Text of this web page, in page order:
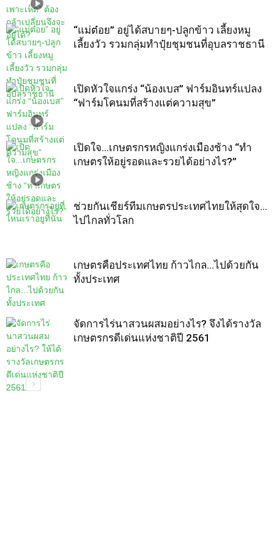
“แม่ต๋อย” อยู่ได้สบายๆ-ปลูกข้าว เลี้ยงหมู
เลี้ยงวัว รวมกลุ่มทำปุ๋ยชุมชนที่อุบลราชธานี
เปิดหัวใจแกร่ง “น้องเบส” ฟาร์มอินทร์แปลง
“ฟาร์มโคนมที่สร้างแต่ความสุข”
เปิดใจ…เกษตรกรหญิงแกร่งเมืองช้าง “ทำ
เกษตรให้อยู่รอดและรวยได้อย่างไร?”
ช่วยกันเชียร์ทีมเกษตรประเทศไทยให้สุดใจ…
ไปไกลทั่วโลก
เกษตรคือประเทศไทย ก้าวไกล…ไปด้วยกัน
ทั้งประเทศ
จัดการไร่นาสวนผสมอย่างไร? จึงได้รางวัล
เกษตรกรดีเด่นแห่งชาติปี 2561